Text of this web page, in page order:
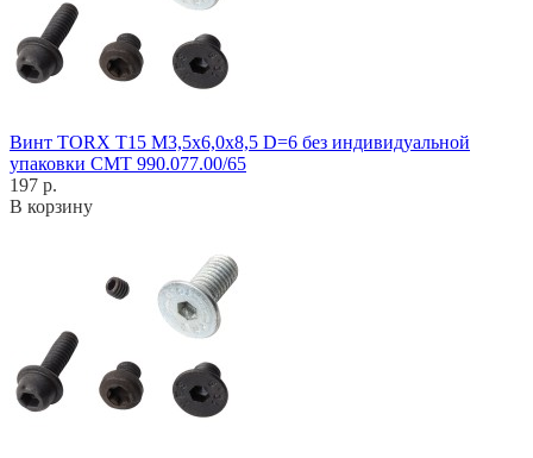
Винт TORX T15 M3,5x6,0x8,5 D=6 без индивидуальной
упаковки CMT 990.077.00/65
197 р.
В корзину